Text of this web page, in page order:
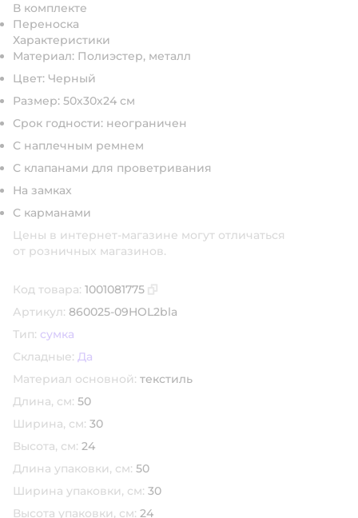
В комплекте
Переноска
Характеристики
Материал: Полиэстер, металл
Цвет: Черный
Размер: 50х30х24 см
Срок годности: неограничен
С наплечным ремнем
С клапанами для проветривания
На замках
С карманами
Цены в интернет-магазине могут отличаться
от розничных магазинов.
Код товара: 1001081775
Артикул: 860025-09HOL2bla
Тип: сумка
Складные: Да
Материал основной: текстиль
Длина, см: 50
Ширина, см: 30
Высота, см: 24
Длина упаковки, см: 50
Ширина упаковки, см: 30
Высота упаковки, см: 24